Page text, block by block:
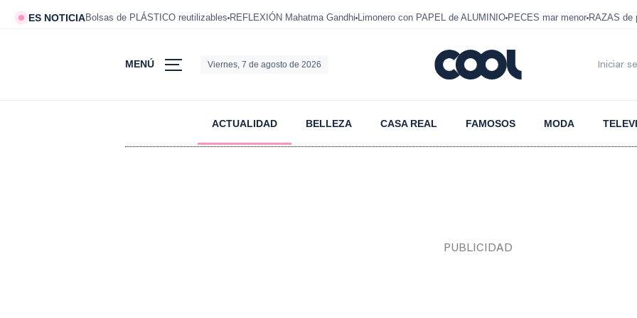
ES NOTICIABolsas de PLÁSTICO reutilizables REFLEXIÓN Mahatma Gandhi Limonero con PAPEL de ALUMINIO PECES mar menor RAZAS de
MENÚ Viernes, 7 de agosto de 2026 Iniciar
ACTUALIDAD BELLEZA CASA REAL FAMOSOS MODA